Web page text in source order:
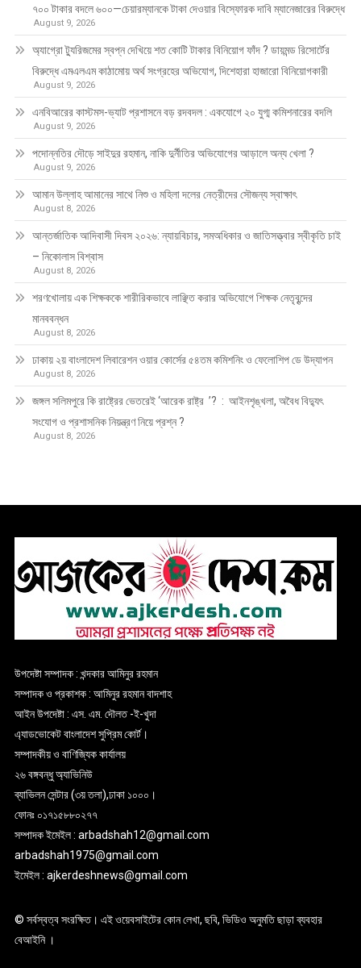
৭০০ টাকার বদলে ৬০০—চেয়ারম্যানকে টাকা দেওয়ার বিস্ফোরক দাবি ম্যানেজারের বিরুদ্ধে
August 9, 2026
অ্যাগ্রো ট্যুরিজমের স্বপ্ন দেখিয়ে শত কোটি টাকার বিনিয়োগ ফাঁদ ? ডায়মন্ড রিসোর্টের
বিরুদ্ধে এমএলএম কাঠামোয় অর্থ সংগ্রহের অভিযোগ, দিশেহারা হাজারো বিনিয়োগকারী
August 9, 2026
এনবিআরের কাস্টমস-ভ্যাট প্রশাসনে বড় রদবদল : একযোগে ২০ যুগ্ম কমিশনারের বদলি
August 9, 2026
পদোন্নতির দৌড়ে সাইদুর রহমান, নাকি দুর্নীতির অভিযোগের আড়ালে অন্য খেলা ?
August 9, 2026
আমান উল্লাহ আমানের সাথে নিশু ও মহিলা দলের নেত্রীদের সৌজন্য স্বাক্ষাৎ
August 8, 2026
আন্তর্জাতিক আদিবাসী দিবস ২০২৬: ন্যায়বিচার, সমঅধিকার ও জাতিসত্ত্বার স্বীকৃতি চাই
– নিকোলাস বিশ্বাস
August 8, 2026
শরণখোলায় এক শিক্ষককে শারীরিকভাবে লাঞ্ছিত করার অভিযোগে শিক্ষক নেতৃবৃন্দের
মানববন্ধন
August 8, 2026
ঢাকায় ২য় বাংলাদেশ লিবারেশন ওয়ার কোর্সের ৫৪তম কমিশনিং ও ফেলোশিপ ডে উদ্‌যাপন
August 8, 2026
জঙ্গল সলিমপুরে কি রাষ্ট্রের ভেতরেই ‘আরেক রাষ্ট্র ’? : আইনশৃঙ্খলা, অবৈধ বিদ্যুৎ
সংযোগ ও প্রশাসনিক নিয়ন্ত্রণ নিয়ে প্রশ্ন ?
August 8, 2026
উপদেষ্টা সম্পাদক : খন্দকার আমিনুর রহমান
সম্পাদক ও প্রকাশক : আমিনুর রহমান বাদশাহ
আইন উপদেষ্টা : এস. এম. দৌলত -ই-খুদা
এ্যাডভোকেট বাংলাদেশ সুপ্রিম কোর্ট।
সম্পাদকীয় ও বাণিজ্যিক কার্যালয়
২৬ বঙ্গবন্ধু অ্যাভিনিউ
ব্যাভিলন সেন্টার (৩য় তলা),ঢাকা ১০০০।
ফোনঃ ০১৭১৫৮৮০২৭৭
সম্পাদক ইমেইল : arbadshah12@gmail.com
arbadshah1975@gmail.com
ইমেইল : ajkerdeshnews@gmail.com
© সর্বস্বত্ব সংরক্ষিত। এই ওয়েবসাইটের কোন লেখা, ছবি, ভিডিও অনুমতি ছাড়া ব্যবহার
বেআইনি ।